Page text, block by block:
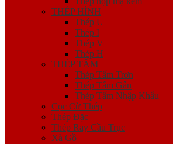
THÉP HÌNH
Thép U
Thép I
Thép V
Thép H
THÉP TẤM
Thép Tấm Trơn
Thép Tấm Gân
Thép Tấm Nhập Khẩu
Cọc Cừ Thép
Thép Đặc
Thép Ray Cầu Trục
Xà Gồ